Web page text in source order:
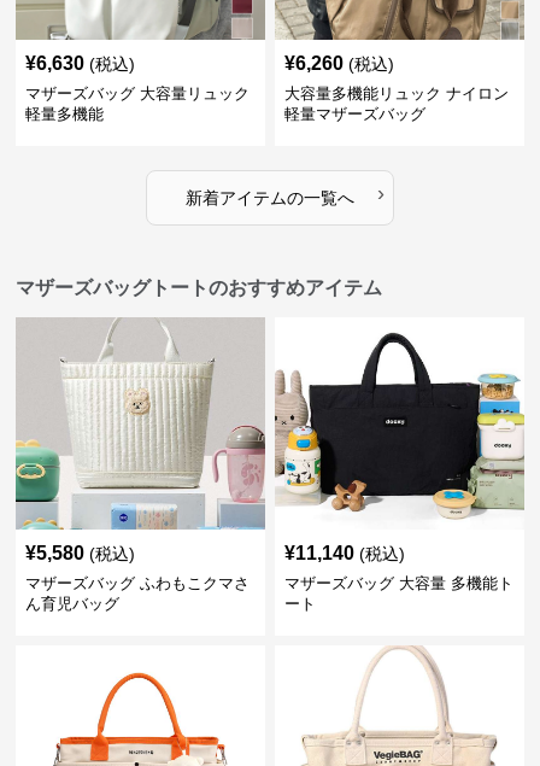
¥6,630 (税込)
マザーズバッグ 大容量リュック
軽量多機能
¥6,260 (税込)
大容量多機能リュック ナイロン
軽量マザーズバッグ
新着アイテムの一覧へ ›
マザーズバッグトートのおすすめアイテム
¥5,580 (税込)
マザーズバッグ ふわもこクマさ
ん育児バッグ
¥11,140 (税込)
マザーズバッグ 大容量 多機能ト
ート